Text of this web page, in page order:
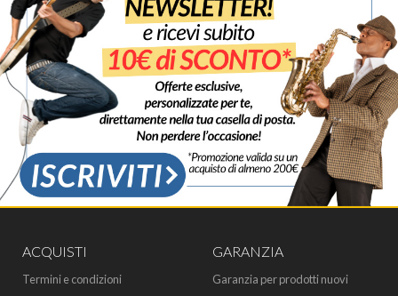
ACQUISTI
Termini e condizioni
GARANZIA
Garanzia per prodotti nuovi